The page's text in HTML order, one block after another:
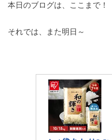
本日のブログは、ここまで！
それでは、また明日～